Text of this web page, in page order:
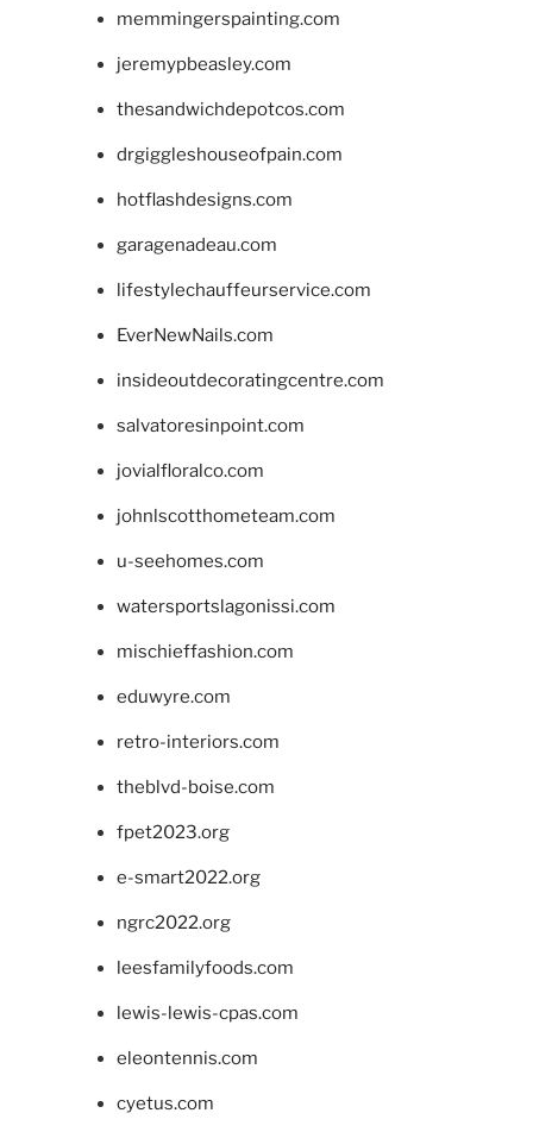
memmingerspainting.com
jeremypbeasley.com
thesandwichdepotcos.com
drgiggleshouseofpain.com
hotflashdesigns.com
garagenadeau.com
lifestylechauffeurservice.com
EverNewNails.com
insideoutdecoratingcentre.com
salvatoresinpoint.com
jovialfloralco.com
johnlscotthometeam.com
u-seehomes.com
watersportslagonissi.com
mischieffashion.com
eduwyre.com
retro-interiors.com
theblvd-boise.com
fpet2023.org
e-smart2022.org
ngrc2022.org
leesfamilyfoods.com
lewis-lewis-cpas.com
eleontennis.com
cyetus.com